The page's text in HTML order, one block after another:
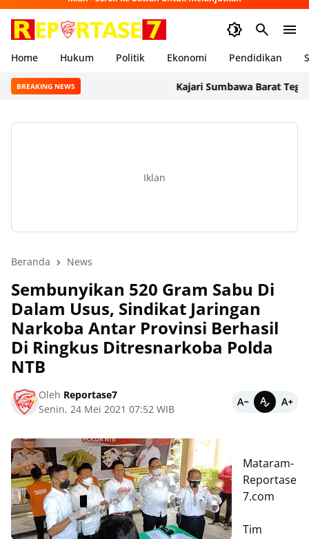
Home Hukum Politik Ekonomi Pendidikan
BREAKING NEWS Kajari Sumbawa Barat
Iklan
Beranda News
Sembunyikan 520 Gram Sabu Di
Dalam Usus, Sindikat Jaringan
Narkoba Antar Provinsi Berhasil
Di Ringkus Ditresnarkoba Polda
NTB
Oleh Reportase7
Senin, 24 Mei 2021 07:52 WIB
Mataram-
Reportase
7.com
Tim